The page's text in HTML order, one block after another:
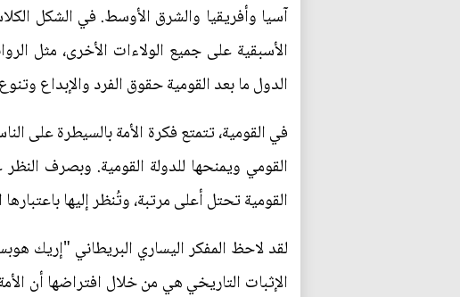
آسيا وأفريقيا والشرق الأوسط. في الشكل
الأسبقية على جميع الولاءات الأخرى، مثل
الدول ما بعد القومية حقوق الفرد والإبداع
في القومية، تتمتع فكرة الأمة بالسيطرة على
القومي ويمنحها للدولة القومية. وبصرف النظر
القومية تحتل أعلى مرتبة، وتُنظر إليها باعتبارها
الإثبات التاريخي هي من خلال افتراضها أن